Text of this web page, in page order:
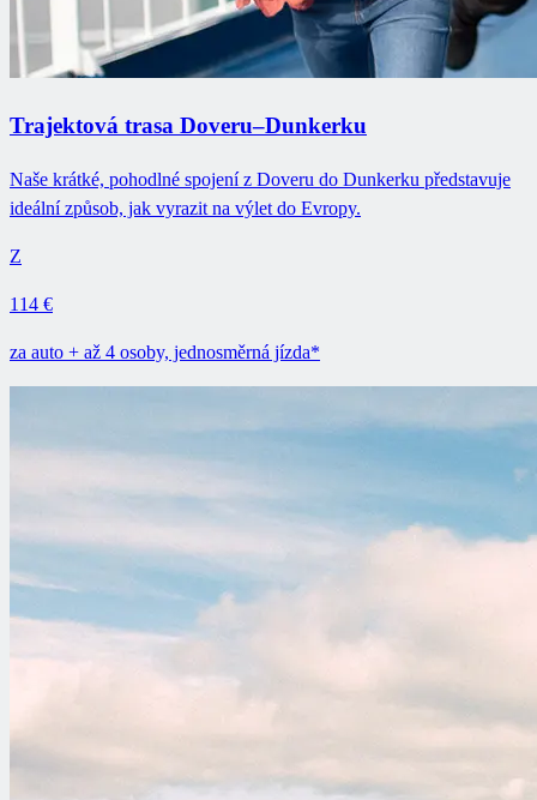
Trajektová trasa Doveru–Dunkerku
Naše krátké, pohodlné spojení z Doveru do Dunkerku představuje
ideální způsob, jak vyrazit na výlet do Evropy.
Z
114 €
za auto + až 4 osoby, jednosměrná jízda*